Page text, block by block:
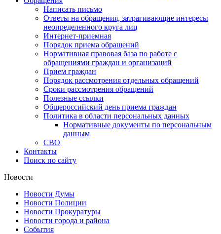
Написать письмо
Ответы на обращения, затрагивающие интересы
неопределенного круга лиц
Интернет-приемная
Порядок приема обращений
Нормативная правовая база по работе с
обращениями граждан и организаций
Прием граждан
Порядок рассмотрения отдельных обращений
Сроки рассмотрения обращений
Полезные ссылки
Общероссийский день приема граждан
Политика в области персональных данных
Нормативные документы по персональным
данным
СВО
Контакты
Поиск по сайту
Новости
Новости Думы
Новости Полиции
Новости Прокуратуры
Новости города и района
События